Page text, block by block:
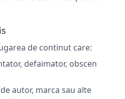
de continut care:
defaimator, obscen
autor, marca sau alte